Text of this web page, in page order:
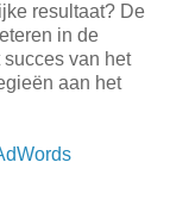
resultaat? De
in de
van het
aan het